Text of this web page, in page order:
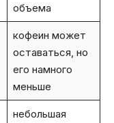
объема
кофеин может
оставаться, но
его намного
меньше
небольшая